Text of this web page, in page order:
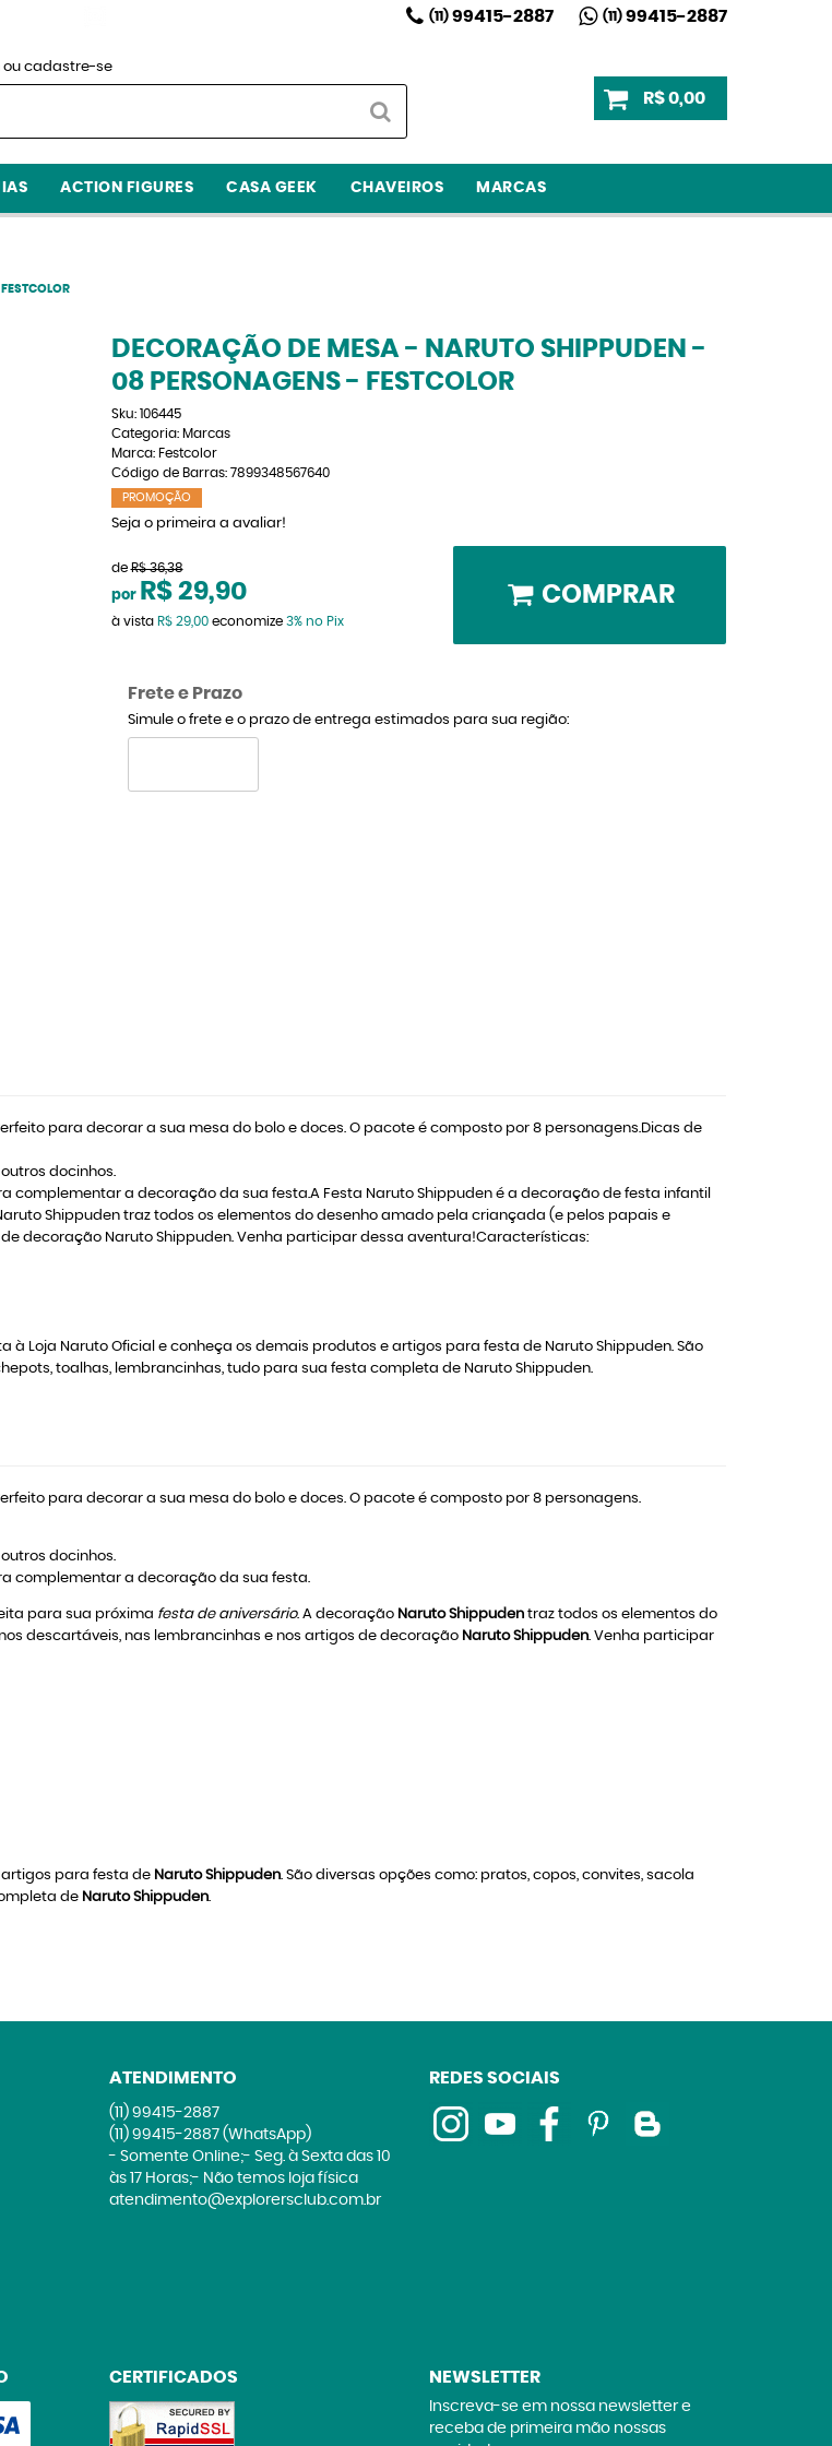
(11)99415-2887 (11)99415-2887
ou cadastre-se
R$ 0,00
ACTION FIGURES CASA GEEK CHAVEIROS MARCAS
DECORAÇÃO DE MESA - NARUTO SHIPPUDEN -
08 PERSONAGENS - FESTCOLOR
Sku: 106445
Categoria: Marcas
Marca: Festcolor
Código de Barras: 7899348567640
PROMOÇÃO
Seja o primeira a avaliar!
de R$ 36,38
por R$ 29,90
à vista R$ 29,00economize 3% no Pix
COMPRAR
Frete e Prazo
Simule o frete e o prazo de entrega estimados para sua região:
para decorar a sua mesa do bolo e doces. O pacote é composto por 8 personagens.Dicas de
docinhos.
a decoração da sua festa.A Festa Naruto Shippuden é a decoração de festa infantil
Shippuden traz todos os elementos do desenho amado pela criançada (e pelos papais e
decoração Naruto Shippuden. Venha participar dessa aventura!Características:
Loja Naruto Oficial e conheça os demais produtos e artigos para festa de Naruto Shippuden. São
toalhas, lembrancinhas, tudo para sua festa completa de Naruto Shippuden.
para decorar a sua mesa do bolo e doces. O pacote é composto por 8 personagens.
docinhos.
complementar a decoração da sua festa.
para sua próxima festa de aniversário. A decoração Naruto Shippuden traz todos os elementos do
descartáveis, nas lembrancinhas e nos artigos de decoração Naruto Shippuden. Venha participar
para festa de Naruto Shippuden. São diversas opções como: pratos, copos, convites, sacola
de Naruto Shippuden.
ATENDIMENTO
(11) 99415-2887
(11) 99415-2887 (WhatsApp)
- Somente Online;- Seg. à Sexta das 10
às 17 Horas;- Não temos loja física
atendimento@explorersclub.com.br
REDES SOCIAIS
CERTIFICADOS NEWSLETTER
Inscreva-se em nossa newsletter e
receba de primeira mão nossas